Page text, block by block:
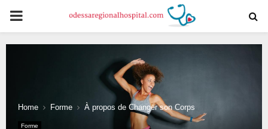
PRIMARY
MENU
Home Forme À propos de Changer son Corps
Forme